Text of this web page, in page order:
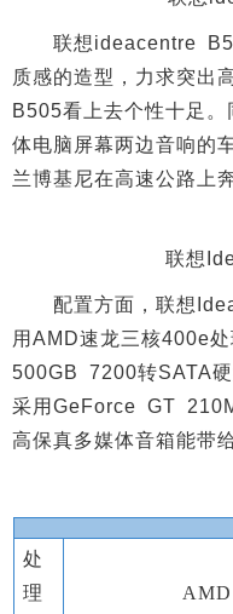
联想ideacentre
质感的造型，力求突出
B505看上去个性十足
体电脑屏幕两边音响的
兰博基尼在高速公路上
联想
配置方面，联想
用AMD速龙三核400e
500GB 7200转SATA
采用GeForce GT
高保真多媒体音箱能带
处
理